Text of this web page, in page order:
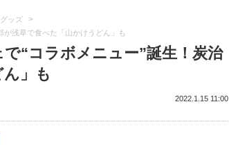
ッズ >
が浅草で食べた「山かけうどん」も
“コラボメニュー”誕生！炭治
」も
2022.1.15 11:00